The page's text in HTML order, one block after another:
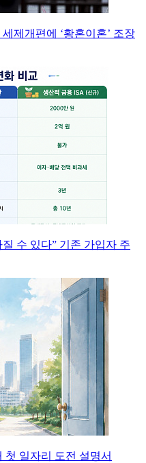
세제개편에 ‘황혼이혼’ 조장
질 수 있다” 기존 가입자 주
첫 일자리 도전 설명서